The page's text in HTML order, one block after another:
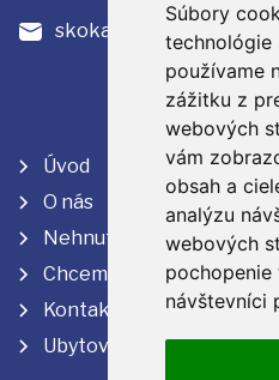
Súbory
technológie
používame
zážitku z
webových
vám
obsah a
analýzu
webových
návštevníci
Úvod
O nás
Nehnuteľnosti
Chcem predať
Kontakt
Ubytovanie